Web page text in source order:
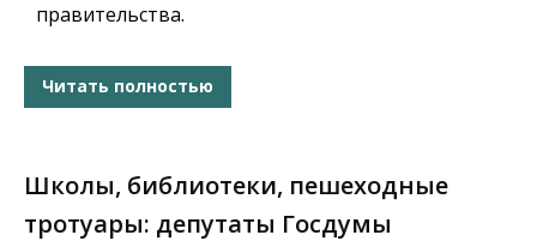
правительства.
Читать полностью
Школы, библиотеки, пешеходные
тротуары: депутаты Госдумы